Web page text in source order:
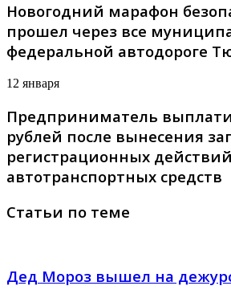
Новогодний марафон
прошел через все
федеральной автодороге
12 января
Предприниматель
рублей после вынесения
регистрационных
автотранспортных средств
Статьи по теме
Дед Мороз вышел на